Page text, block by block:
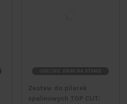
OBECNIE BRAK NA STANIE
Zestaw do pilarek
spalinowych TOP CUT: